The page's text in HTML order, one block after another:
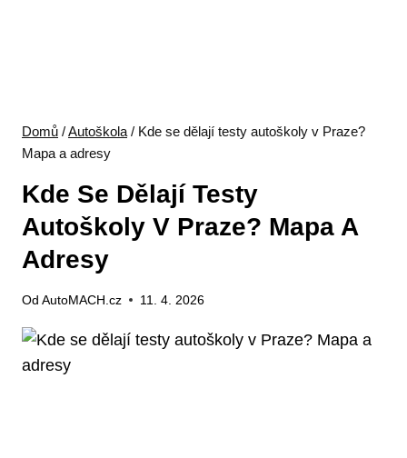
Domů /Autoškola / Kde se dělají testy autoškoly v Praze?
Mapa a adresy
Kde Se Dělají Testy
Autoškoly V Praze? Mapa A
Adresy
Od AutoMACH.cz 11. 4. 2026